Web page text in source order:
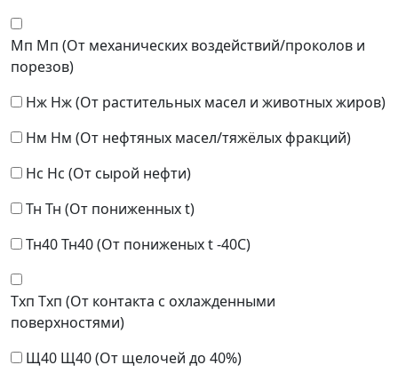
Мп Мп (От механических воздействий/проколов и
порезов)
Нж Нж (От растительных масел и животных жиров)
Нм Нм (От нефтяных масел/тяжёлых фракций)
Нс Нс (От сырой нефти)
Тн Тн (От пониженных t)
Тн40Тн40 (От пониженых t -40C)
Тхп Тхп (От контакта с охлажденными
поверхностями)
Щ40 Щ40 (От щелочей до 40%)